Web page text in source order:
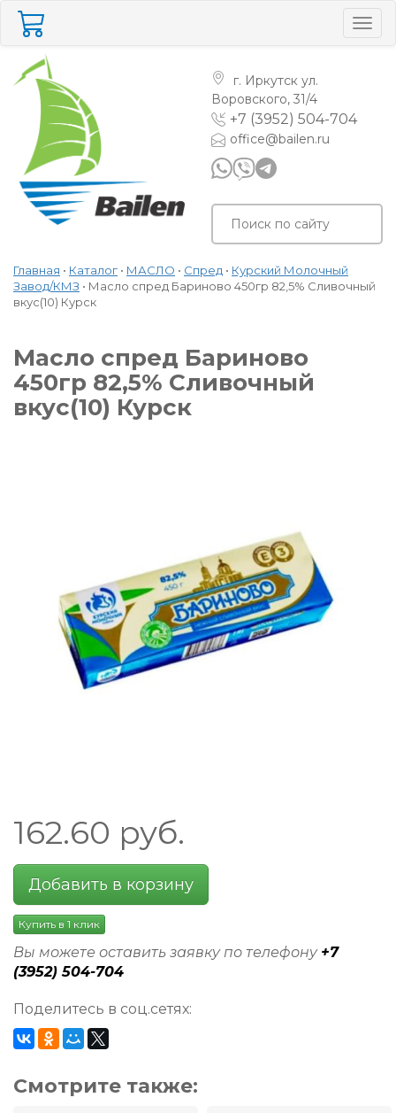
г. Иркутск ул.
Воровского, 31/4
+7 (3952) 504-704
office@bailen.ru
Главная • Каталог • МАСЛО • Спред • Курский Молочный
Завод/КМЗ • Масло спред Бариново 450гр 82,5% Сливочный
вкус(10) Курск
Масло спред Бариново
450гр 82,5% Сливочный
вкус(10) Курск
162.60 руб.
Добавить в корзину
Купить в 1 клик
Вы можете оставить заявку по телефону +7
(3952) 504-704
Поделитесь в соц.сетях:
Смотрите также: